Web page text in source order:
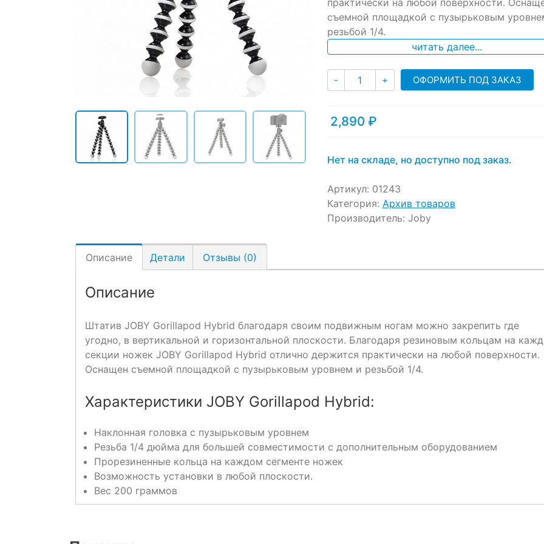
съемной площадкой с пузырьковым
резьбой 1/4.
читать далее...
- Количество
+ ОФОРМИТЬ ПОД ЗАКАЗ
2,890 ₽
Нет на складе, но доступно под заказ.
Артикул: 01243
Категория: Архив товаров
Производитель: Joby
Описание Детали Отзывы (0)
Описание
Штатив JOBY Gorillapod Hybrid благодаря своим подвижным ногам можно закрепить где
угодно, в вертикальной и горизонтальной плоскости. Благодаря резиновым кольцам на
секции ножек JOBY Gorillapod Hybrid отлично держится практически на любой поверхности.
Оснащен съемной площадкой с пузырьковым уровнем и резьбой 1/4.
Характеристики JOBY Gorillapod Hybrid:
Наклонная головка с пузырьковым уровнем
Резьба 1/4 дюйма для большей совместимости с дополнительным оборудованием
Прорезиненные кольца на каждом сегменте ножек
Возможность установки в любой плоскости.
Вес 200 граммов